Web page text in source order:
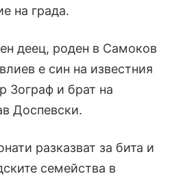
на града.
деец, роден в Самоков
е син на известния
Зограф и брат на
Доспевски.
разказват за бита и
семейства в